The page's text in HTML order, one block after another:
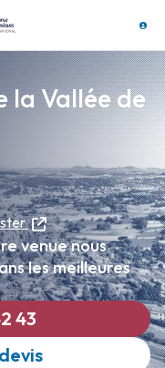
la Vallée de
43
venue nous
les meilleures